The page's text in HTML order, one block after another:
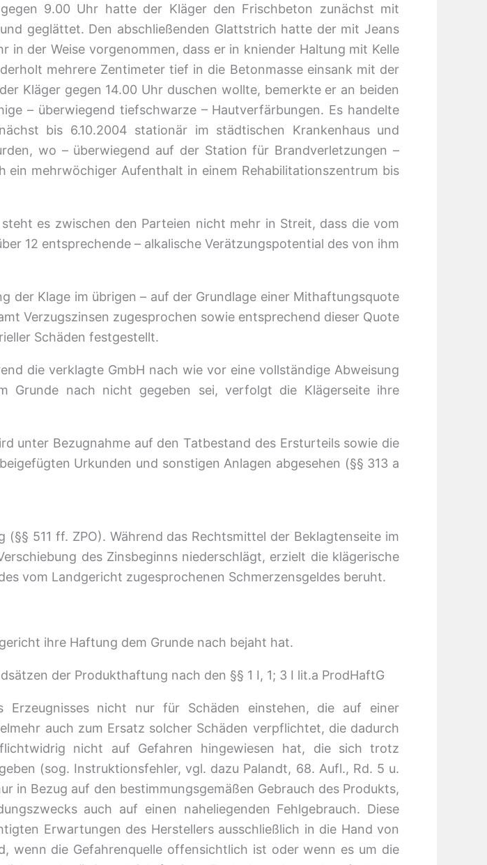
9.00 Uhr hatte der Kläger den Frischbeton zunächst mit
geglättet. Den abschließenden Glattstrich hatte der mit Jeans
in der Weise vorgenommen, dass er in kniender Haltung mit Kelle
mehrere Zentimeter tief in die Betonmasse einsank mit der
Kläger gegen 14.00 Uhr duschen wollte, bemerkte er an beiden
– überwiegend tiefschwarze – Hautverfärbungen. Es handelte
bis 6.10.2004 stationär im städtischen Krankenhaus und
wo – überwiegend auf der Station für Brandverletzungen –
mehrwöchiger Aufenthalt in einem Rehabilitationszentrum bis
es zwischen den Parteien nicht mehr in Streit, dass die vom
12 entsprechende – alkalische Verätzungspotential des von ihm
der Klage im übrigen – auf der Grundlage einer Mithaftungsquote
Verzugszinsen zugesprochen sowie entsprechend dieser Quote
Schäden festgestellt.
die verklagte GmbH nach wie vor eine vollständige Abweisung
Grunde nach nicht gegeben sei, verfolgt die Klägerseite ihre
unter Bezugnahme auf den Tatbestand des Ersturteils sowie die
Urkunden und sonstigen Anlagen abgesehen (§§ 313 a
511 ff. ZPO). Während das Rechtsmittel der Beklagtenseite im
des Zinsbeginns niederschlägt, erzielt die klägerische
vom Landgericht zugesprochenen Schmerzensgeldes beruht.
ihre Haftung dem Grunde nach bejaht hat.
der Produkthaftung nach den §§ 1 I, 1; 3 I lit.a ProdHaftG
Erzeugnisses nicht nur für Schäden einstehen, die auf einer
auch zum Ersatz solcher Schäden verpflichtet, die dadurch
nicht auf Gefahren hingewiesen hat, die sich trotz
(sog. Instruktionsfehler, vgl. dazu Palandt, 68. Aufl., Rd. 5 u.
in Bezug auf den bestimmungsgemäßen Gebrauch des Produkts,
auch auf einen naheliegenden Fehlgebrauch. Diese
Erwartungen des Herstellers ausschließlich in die Hand von
wenn die Gefahrenquelle offensichtlich ist oder wenn es um die